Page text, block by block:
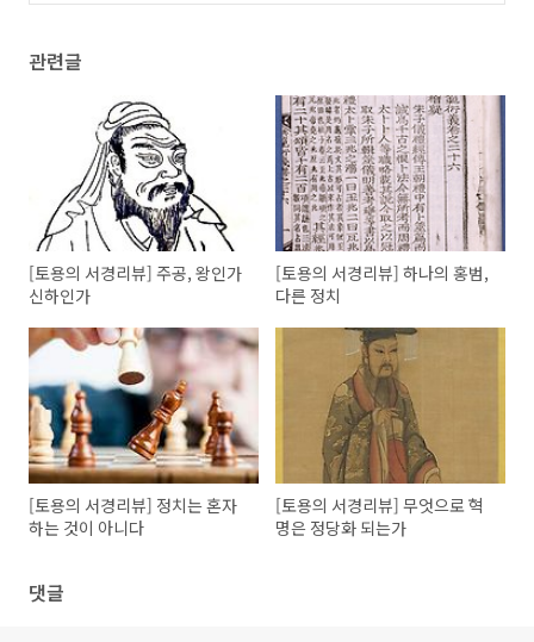
관련글
[토용의 서경리뷰] 주공, 왕인가
신하인가
[토용의 서경리뷰] 하나의 홍범,
다른 정치
[토용의 서경리뷰] 정치는 혼자
하는 것이 아니다
[토용의 서경리뷰] 무엇으로 혁
명은 정당화 되는가
댓글